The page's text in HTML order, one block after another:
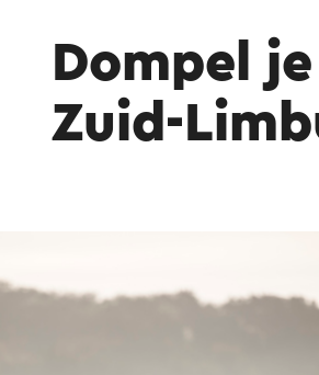
Dompel
Zuid-